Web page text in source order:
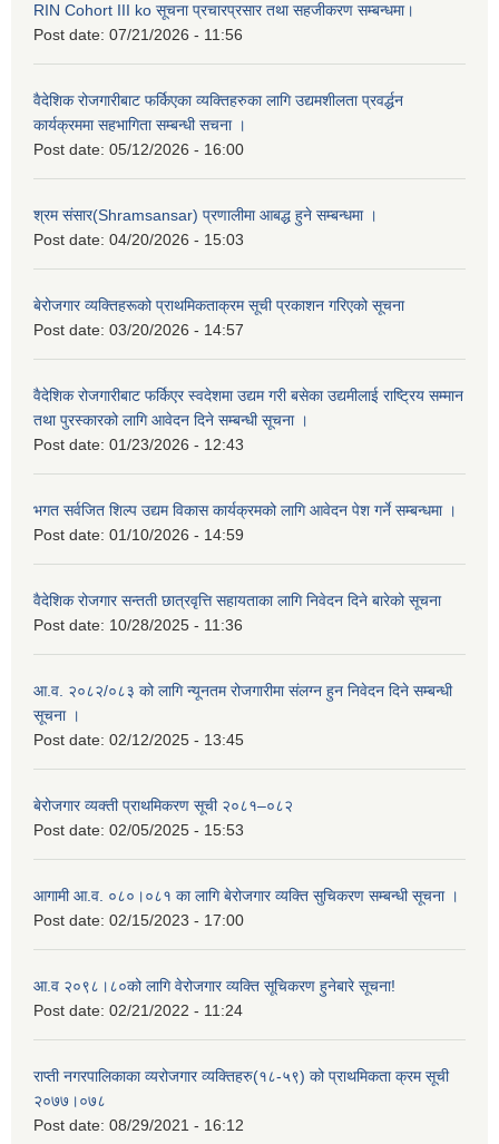
RIN Cohort III ko सूचना प्रचारप्रसार तथा सहजीकरण सम्बन्धमा।
Post date: 07/21/2026 - 11:56
वैदेशिक रोजगारीबाट फर्किएका व्यक्तिहरुका लागि उद्यमशीलता प्रवर्द्धन
कार्यक्रममा सहभागिता सम्बन्धी सचना ।
Post date: 05/12/2026 - 16:00
श्रम संसार(Shramsansar) प्रणालीमा आबद्ध हुने सम्बन्धमा ।
Post date: 04/20/2026 - 15:03
बेरोजगार व्यक्तिहरूको प्राथमिकताक्रम सूची प्रकाशन गरिएको सूचना
Post date: 03/20/2026 - 14:57
वैदेशिक रोजगारीबाट फर्किएर स्वदेशमा उद्यम गरी बसेका उद्यमीलाई राष्ट्रिय सम्मान
तथा पुरस्कारको लागि आवेदन दिने सम्बन्धी सूचना ।
Post date: 01/23/2026 - 12:43
भगत सर्वजित शिल्प उद्यम विकास कार्यक्रमको लागि आवेदन पेश गर्ने सम्बन्धमा ।
Post date: 01/10/2026 - 14:59
वैदेशिक रोजगार सन्तती छात्रवृत्ति सहायताका लागि निवेदन दिने बारेको सूचना
Post date: 10/28/2025 - 11:36
आ.व. २०८२/०८३ को लागि न्यूनतम रोजगारीमा संलग्न हुन निवेदन दिने सम्बन्धी
सूचना ।
Post date: 02/12/2025 - 13:45
बेरोजगार व्यक्ती प्राथमिकरण सूची २०८१–०८२
Post date: 02/05/2025 - 15:53
आगामी आ.व. ०८०।०८१ का लागि बेरोजगार व्यक्ति सुचिकरण सम्बन्धी सूचना ।
Post date: 02/15/2023 - 17:00
आ.व २०९८।८०को लागि वेरोजगार व्यक्ति सूचिकरण हुनेबारे सूचना!
Post date: 02/21/2022 - 11:24
राप्ती नगरपालिकाका व्यरोजगार व्यक्तिहरु(१८-५९) को प्राथमिकता क्रम सूची
२०७७।०७८
Post date: 08/29/2021 - 16:12